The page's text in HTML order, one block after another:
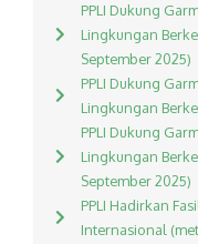
PPLI Dukung
Lingkungan
September 2025)
PPLI Dukung
Lingkungan
PPLI Dukung
Lingkungan
September 2025)
PPLI Hadirkan
Internasional